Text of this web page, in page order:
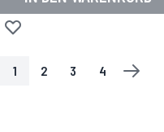
Zur Wunschliste hinzufügen
SEITESIE LESEN GERADE DIE SEITE
1
SEITE
2
SEITE
3
SEITE
4
SEITE
WEITER